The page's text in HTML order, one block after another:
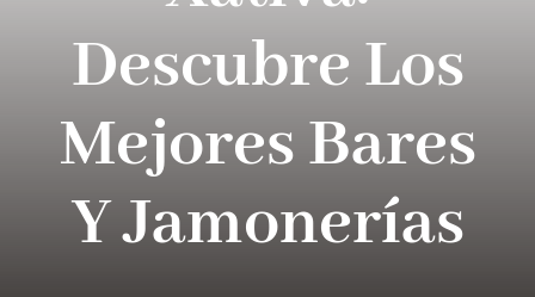
BLOG
CONTACTO
Descubre Los
Mejores Bares
Y Jamonerías